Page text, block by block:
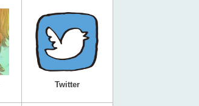
Twitter